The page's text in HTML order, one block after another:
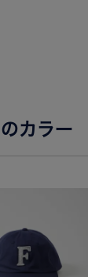
カラー